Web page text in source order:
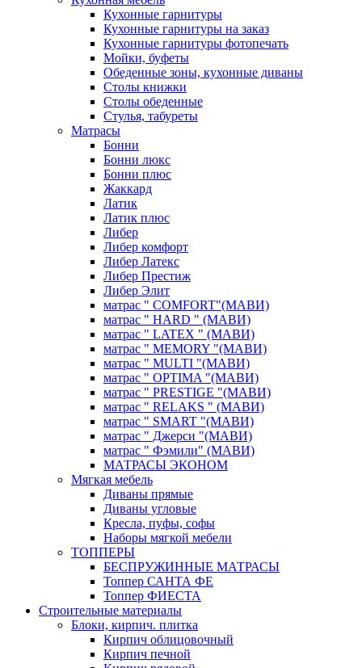
Кухонные гарнитуры
Кухонные гарнитуры на заказ
Кухонные гарнитуры фотопечать
Мойки, буфеты
Обеденные зоны, кухонные диваны
Столы книжки
Столы обеденные
Стулья, табуреты
Матрасы
Бонни
Бонни люкс
Бонни плюс
Жаккард
Латик
Латик плюс
Либер
Либер комфорт
Либер Латекс
Либер Престиж
Либер Элит
матрас " COMFORT"(МАВИ)
матрас " HARD " (МАВИ)
матрас " LATEX " (МАВИ)
матрас " MEMORY "(МАВИ)
матрас " MULTI "(МАВИ)
матрас " OPTIMA "(МАВИ)
матрас " PRESTIGE "(МАВИ)
матрас " RELAKS " (МАВИ)
матрас " SMART "(МАВИ)
матрас " Джерси "(МАВИ)
матрас " Фэмили" (МАВИ)
МАТРАСЫ ЭКОНОМ
Мягкая мебель
Диваны прямые
Диваны угловые
Кресла, пуфы, софы
Наборы мягкой мебели
ТОППЕРЫ
БЕСПРУЖИННЫЕ МАТРАСЫ
Топпер САНТА ФЕ
Топпер ФИЕСТА
Строительные материалы
Блоки, кирпич. плитка
Кирпич облицовочный
Кирпич печной